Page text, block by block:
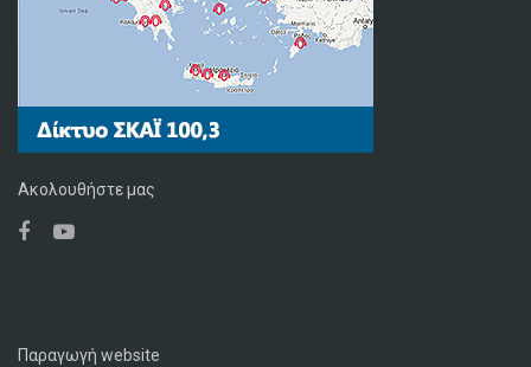
Ακολουθήστε μας
Παραγωγή website